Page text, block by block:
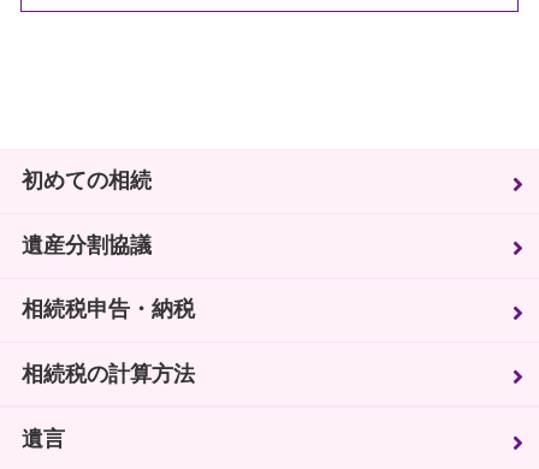
初めての相続
遺産分割協議
相続税申告・納税
相続税の計算方法
遺言